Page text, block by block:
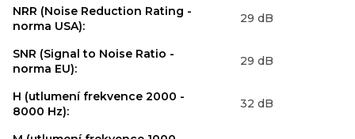
NRR (Noise Reduction Rating -
norma USA):
29 dB
SNR (Signal to Noise Ratio -
norma EU):
29 dB
H (utlumení frekvence 2000 -
8000 Hz):
32 dB